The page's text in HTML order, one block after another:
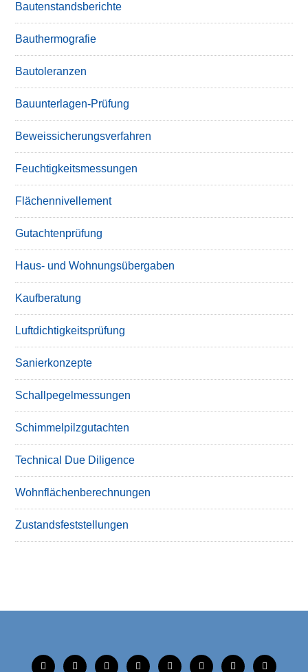
Bautenstandsberichte
Bauthermografie
Bautoleranzen
Bauunterlagen-Prüfung
Beweissicherungsverfahren
Feuchtigkeitsmessungen
Flächennivellement
Gutachtenprüfung
Haus- und Wohnungsübergaben
Kaufberatung
Luftdichtigkeitsprüfung
Sanierkonzepte
Schallpegelmessungen
Schimmelpilzgutachten
Technical Due Diligence
Wohnflächenberechnungen
Zustandsfeststellungen
tiktok instagramfacebooklinkedinxing linkedinmobilemail